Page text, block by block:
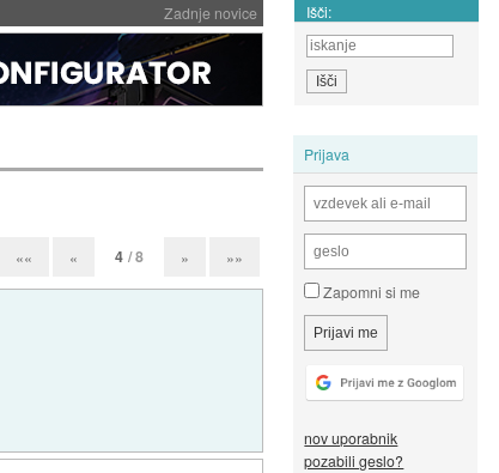
Zadnje novice Išči:
Prijava
Zapomni si me
nov uporabnik
pozabili geslo?
«« « 4 / 8 » »»